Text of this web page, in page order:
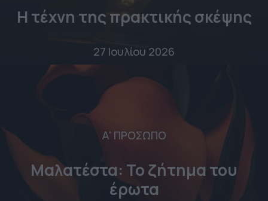
Η τέχνη της πρακτικής σκέψης
27 Ιουλίου 2026
Α' ΠΡΟΣΩΠΟ
Μαλατέστα: Το ζήτημα του
έρωτα